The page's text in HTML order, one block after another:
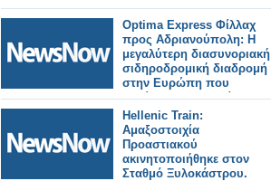
Optima Express Φίλλαχ
προς Αδριανούπολη: Η
μεγαλύτερη διασυνοριακή
σιδηροδρομική διαδρομή
στην Ευρώπη που
εκτείνεται σε 900 μίλια
μέσω 6 χωρών.
Hellenic Train:
Αμαξοστοιχία
Προαστιακού
ακινητοποιήθηκε στον
Σταθμό Ξυλοκάστρου.